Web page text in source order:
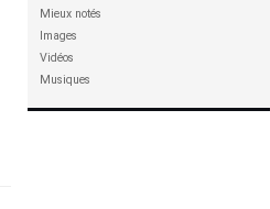
Mieux notés
Images
Vidéos
Musiques